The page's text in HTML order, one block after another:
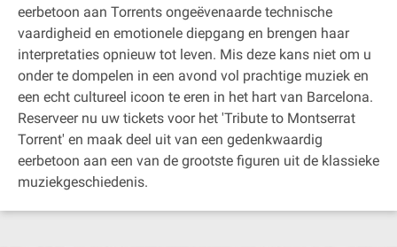
eerbetoon aan Torrents ongeëvenaarde technische
vaardigheid en emotionele diepgang en brengen haar
interpretaties opnieuw tot leven. Mis deze kans niet om u
onder te dompelen in een avond vol prachtige muziek en
een echt cultureel icoon te eren in het hart van Barcelona.
Reserveer nu uw tickets voor het 'Tribute to Montserrat
Torrent' en maak deel uit van een gedenkwaardig
eerbetoon aan een van de grootste figuren uit de klassieke
muziekgeschiedenis.